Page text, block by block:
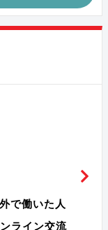
で働いた人
ライン交流